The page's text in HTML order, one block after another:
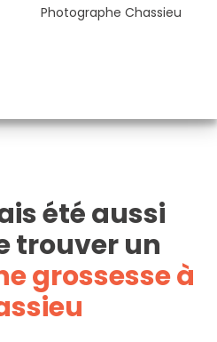
Photographe Chassieu
été aussi
trouver un
grossesse à